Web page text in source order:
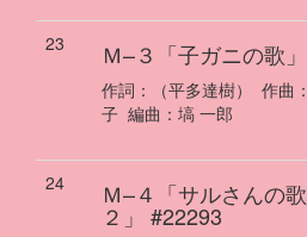
23 Ｍ–３「子ガニの歌」
作詞： （平多達樹） 作曲：
子 編曲： 塙 一郎
24 Ｍ–４「サルさんの歌
２」 #22293